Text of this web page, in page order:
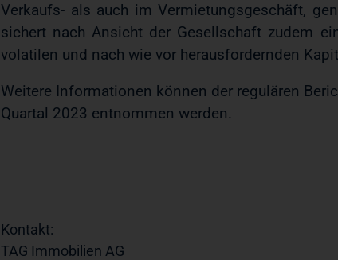
Verkaufs- als auch im Vermietungsgeschäft,
sichert nach Ansicht der Gesellschaft zudem
volatilen und nach wie vor herausfordernden
Weitere Informationen können der regulären
Quartal 2023 entnommen werden.
Kontakt:
TAG Immobilien AG